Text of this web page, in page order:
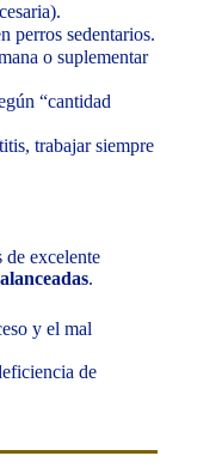
perros sedentarios.
o suplementar
“cantidad
trabajar siempre
de excelente
.
y el mal
de